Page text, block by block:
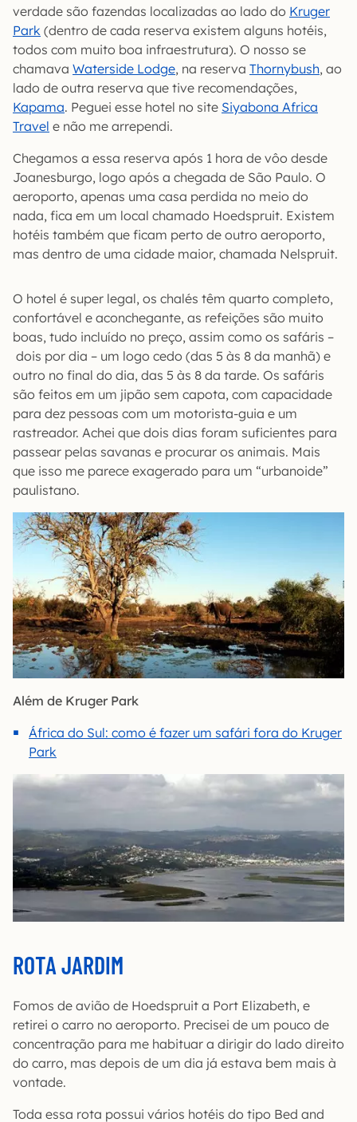
verdade são fazendas localizadas ao lado do Kruger
Park (dentro de cada reserva existem alguns hotéis,
todos com muito boa infraestrutura). O nosso se
chamava Waterside Lodge, na reserva Thornybush, ao
lado de outra reserva que tive recomendações,
Kapama. Peguei esse hotel no site Siyabona Africa
Travel e não me arrependi.
Chegamos a essa reserva após 1 hora de vôo desde
Joanesburgo, logo após a chegada de São Paulo. O
aeroporto, apenas uma casa perdida no meio do
nada, fica em um local chamado Hoedspruit. Existem
hotéis também que ficam perto de outro aeroporto,
mas dentro de uma cidade maior, chamada Nelspruit.
O hotel é super legal, os chalés têm quarto completo,
confortável e aconchegante, as refeições são muito
boas, tudo incluído no preço, assim como os safáris –
dois por dia – um logo cedo (das 5 às 8 da manhã) e
outro no final do dia, das 5 às 8 da tarde. Os safáris
são feitos em um jipão sem capota, com capacidade
para dez pessoas com um motorista-guia e um
rastreador. Achei que dois dias foram suficientes para
passear pelas savanas e procurar os animais. Mais
que isso me parece exagerado para um “urbanoide”
paulistano.
Além de Kruger Park
África do Sul: como é fazer um safári fora do Kruger
Park
ROTA JARDIM
Fomos de avião de Hoedspruit a Port Elizabeth, e
retirei o carro no aeroporto. Precisei de um pouco de
concentração para me habituar a dirigir do lado direito
do carro, mas depois de um dia já estava bem mais à
vontade.
Toda essa rota possui vários hotéis do tipo Bed and